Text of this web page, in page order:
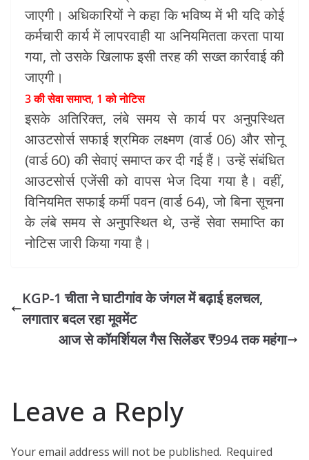
जाएगी। अधिकारियों ने कहा कि भविष्य में भी यदि कोई
कर्मचारी कार्य में लापरवाही या अनियमितता करता पाया
गया, तो उसके खिलाफ इसी तरह की सख्त कार्रवाई की
जाएगी।
3 की सेवा समाप्त, 1 को नोटिस
इसके अतिरिक्त, लंबे समय से कार्य पर अनुपस्थित
आउटसोर्स सफाई श्रमिक लक्ष्मण (वार्ड 06) और सोनू
(वार्ड 60) की सेवाएं समाप्त कर दी गई हैं। उन्हें संबंधित
आउटसोर्स एजेंसी को वापस भेज दिया गया है। वहीं,
विनियमित सफाई कर्मी पवन (वार्ड 64), जो बिना सूचना
के लंबे समय से अनुपस्थित थे, उन्हें सेवा समाप्ति का
नोटिस जारी किया गया है।
KGP-1 चीता ने घाटीगांव के जंगल में बढ़ाई हलचल,
लगातार बदल रहा मूवमेंट
आज से कॉमर्शियल गैस सिलेंडर ₹994 तक महंगा
Leave a Reply
Your email address will not be published. Required